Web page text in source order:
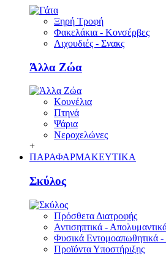
Ξηρή Τροφή
Φακελάκια - Κονσέρβες
Λιχουδιές - Σνακς
Άλλα Ζώα
Κουνέλια
Πτηνά
Ψάρια
Νεροχελώνες
+
ΠΑΡΑΦΑΡΜΑΚΕΥΤΙΚΑ
Σκύλος
Πρόσθετα Διατροφής
Αντισηπτικά -
Φυσικά Εντομοαπωθητικά -
Προϊόντα Υποστήριξης